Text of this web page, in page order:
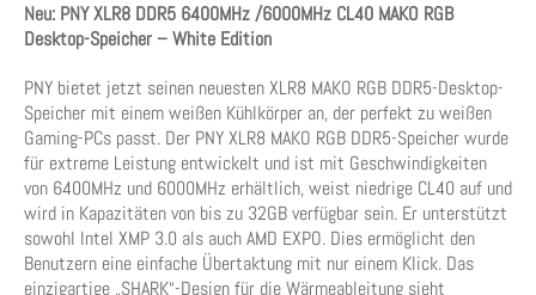
Neu: PNY XLR8 DDR5 6400MHz /6000MHz CL40 MAKO RGB
Desktop-Speicher – White Edition
PNY bietet jetzt seinen neuesten XLR8 MAKO RGB DDR5-Desktop-
Speicher mit einem weißen Kühlkörper an, der perfekt zu weißen
Gaming-PCs passt. Der PNY XLR8 MAKO RGB DDR5-Speicher wurde
für extreme Leistung entwickelt und ist mit Geschwindigkeiten
von 6400MHz und 6000MHz erhältlich, weist niedrige CL40 auf und
wird in Kapazitäten von bis zu 32GB verfügbar sein. Er unterstützt
sowohl Intel XMP 3.0 als auch AMD EXPO. Dies ermöglicht den
Benutzern eine einfache Übertaktung mit nur einem Klick. Das
einzigartige „SHARK“-Design für die Wärmeableitung sieht